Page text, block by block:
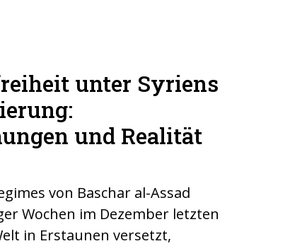
unter Syriens
und Realität
von Baschar al-Assad
Wochen im Dezember letzten
in Erstaunen versetzt,